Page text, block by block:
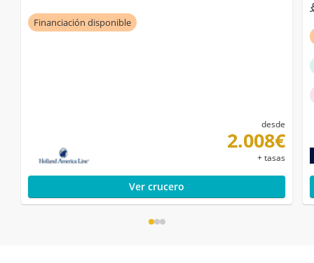
Financiación disponible
desde
2.008€
+ tasas
Ver crucero